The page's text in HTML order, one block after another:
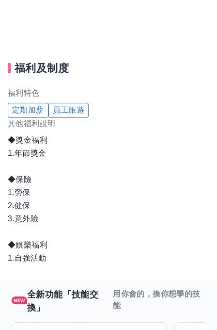
福利及制度
福利特色
定期加薪
員工旅遊
其他福利說明
◆獎金福利
1.年節獎金
◆保險
1.勞保
2.健保
3.意外險
◆娛樂福利
1.自強活動
全新功能「技能交
換」
用你會的，換你想學的技
能